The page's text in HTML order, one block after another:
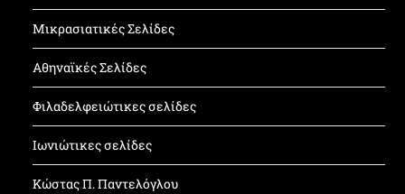
Μικρασιατικές Σελίδες
Αθηναϊκές Σελίδες
Φιλαδελφειώτικες σελίδες
Ιωνιώτικες σελίδες
Κώστας Π. Παντελόγλου